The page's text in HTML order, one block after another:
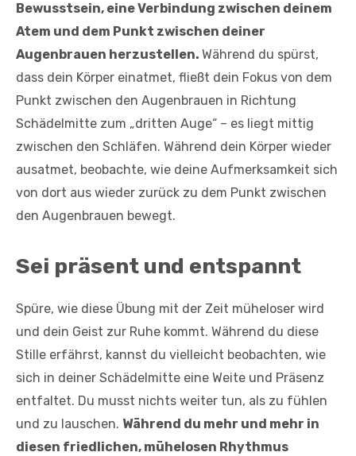
Bewusstsein, eine Verbindung zwischen deinem
Atem und dem Punkt zwischen deiner
Augenbrauen herzustellen. Während du spürst,
dass dein Körper einatmet, fließt dein Fokus von dem
Punkt zwischen den Augenbrauen in Richtung
Schädelmitte zum „dritten Auge“ – es liegt mittig
zwischen den Schläfen. Während dein Körper wieder
ausatmet, beobachte, wie deine Aufmerksamkeit sich
von dort aus wieder zurück zu dem Punkt zwischen
den Augenbrauen bewegt.
Sei präsent und entspannt
Spüre, wie diese Übung mit der Zeit müheloser wird
und dein Geist zur Ruhe kommt. Während du diese
Stille erfährst, kannst du vielleicht beobachten, wie
sich in deiner Schädelmitte eine Weite und Präsenz
entfaltet. Du musst nichts weiter tun, als zu fühlen
und zu lauschen. Während du mehr und mehr in
diesen friedlichen, mühelosen Rhythmus